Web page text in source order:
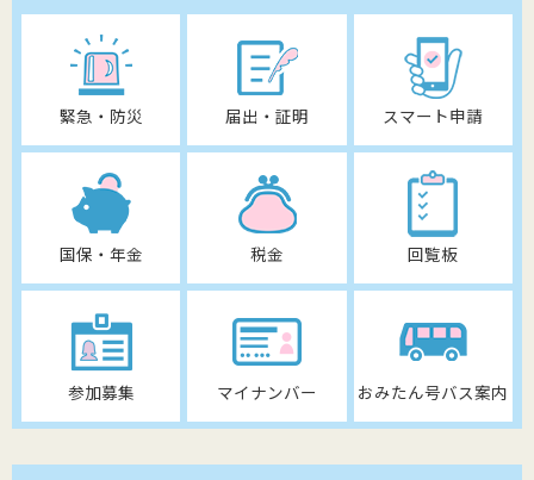
緊急・防災 届出・証明 スマート申請
国保・年金 税金 回覧板
参加募集 マイナンバー おみたん号バス案内